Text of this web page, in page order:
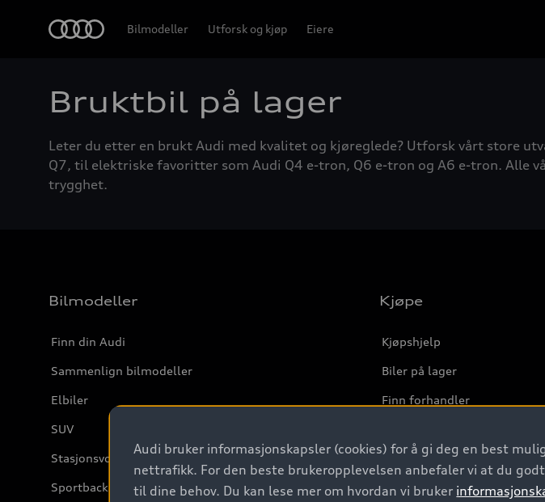
Bilmodeller Utforsk og kjøp Eiere
Bruktbil på lager
Leter du etter en brukt Audi med kvalitet og kjøreglede? Utforsk vårt store
Q7, til elektriske favoritter som Audi Q4 e-tron, Q6 e-tron og A6 e-tron. Alle
trygghet.
Bilmodeller
Finn din Audi
Sammenlign bilmodeller
Elbiler
SUV
Stasjonsvogn
Sportback
Kjøpe
Kjøpshjelp
Biler på lager
Finn forhandler
Kontakt forhandler
Prislister
Audi bruker informasjonskapsler (cookies) for å gi deg en best
nettrafikk. For den beste brukeropplevelsen anbefaler vi at du
til dine behov. Du kan lese mer om hvordan vi bruker